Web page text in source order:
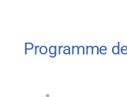
Programme